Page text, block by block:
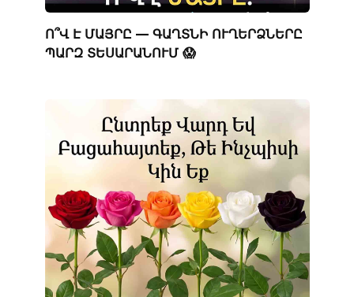
Ո՞Վ Է ՄԱՅՐԸ — ԳԱՂՏՆԻ ՈՒՂԵՐՁՆԵՐԸ
ՊԱՐԶ ՏԵՍԱՐԱՆՈՒՄ 😱